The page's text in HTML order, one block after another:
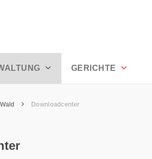
GERICHTE
Downloadcenter